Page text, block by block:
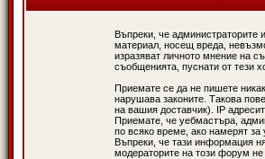
Въпреки, че
материал, носещ вреда,
изразяват личното мнение на
съобщенията, пуснати от тези
Приемате се да не пишете
нарушава законите. Такова
на вашия доставчик). IP
Приемате, че уебмастъра,
по всяко време, ако намерят за
Въпреки, че тази информация
модераторите на този форум не